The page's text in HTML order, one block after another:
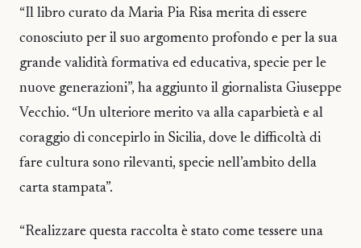
“Il libro curato da Maria Pia Risa merita di essere
conosciuto per il suo argomento profondo e per la sua
grande validità formativa ed educativa, specie per le
nuove generazioni”, ha aggiunto il giornalista Giuseppe
Vecchio. “Un ulteriore merito va alla caparbietà e al
coraggio di concepirlo in Sicilia, dove le difficoltà di
fare cultura sono rilevanti, specie nell’ambito della
carta stampata”.
“Realizzare questa raccolta è stato come tessere una